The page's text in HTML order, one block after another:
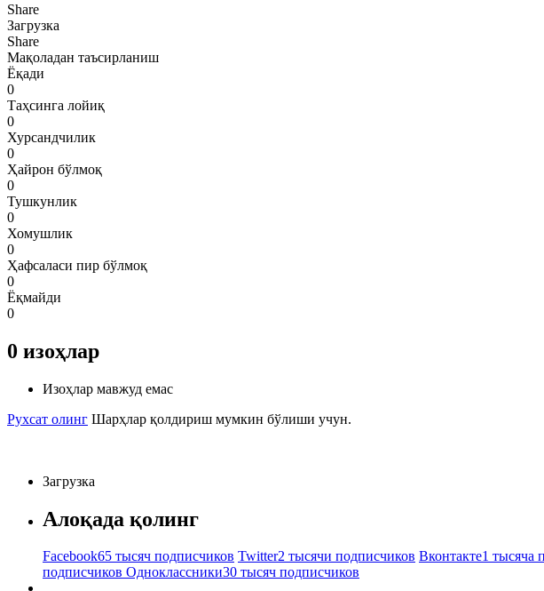
Share
Загрузка
Share
Мақоладан таъсирланиш
Ёқади
0
Таҳсинга лойиқ
0
Хурсандчилик
0
Ҳайрон бўлмоқ
0
Тушкунлик
0
Хомушлик
0
Ҳафсаласи пир бўлмоқ
0
Ёқмайди
0
0 изоҳлар
Изоҳлар мавжуд емас
Рухсат олинг Шарҳлар қолдириш мумкин бўлиши учун.
Загрузка
Алоқада қолинг
Facebook65 тысяч подписчиков Twitter2 тысячи подписчиков Вконтакте1 тысяча
подписчиков Одноклассники30 тысяч подписчиков